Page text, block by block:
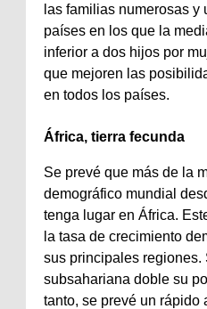
las familias numerosas y
países en los que la
inferior a dos hijos por
que mejoren las
en todos los países.
África, tierra fecunda
Se prevé que más de la
demográfico mundial
tenga lugar en África.
la tasa de crecimiento
sus principales regiones.
subsahariana doble su
tanto, se prevé un rápido